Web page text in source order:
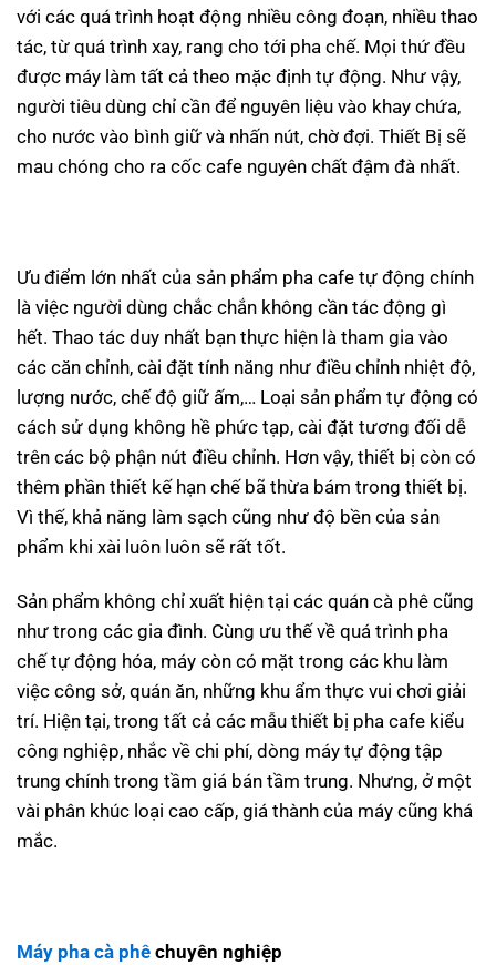
với các quá trình hoạt động nhiều công đoạn, nhiều thao
tác, từ quá trình xay, rang cho tới pha chế. Mọi thứ đều
được máy làm tất cả theo mặc định tự động. Như vậy,
người tiêu dùng chỉ cần để nguyên liệu vào khay chứa,
cho nước vào bình giữ và nhấn nút, chờ đợi. Thiết Bị sẽ
mau chóng cho ra cốc cafe nguyên chất đậm đà nhất.
Ưu điểm lớn nhất của sản phẩm pha cafe tự động chính
là việc người dùng chắc chắn không cần tác động gì
hết. Thao tác duy nhất bạn thực hiện là tham gia vào
các căn chỉnh, cài đặt tính năng như điều chỉnh nhiệt độ,
lượng nước, chế độ giữ ấm,… Loại sản phẩm tự động có
cách sử dụng không hề phức tạp, cài đặt tương đối dễ
trên các bộ phận nút điều chỉnh. Hơn vậy, thiết bị còn có
thêm phần thiết kế hạn chế bã thừa bám trong thiết bị.
Vì thế, khả năng làm sạch cũng như độ bền của sản
phẩm khi xài luôn luôn sẽ rất tốt.
Sản phẩm không chỉ xuất hiện tại các quán cà phê cũng
như trong các gia đình. Cùng ưu thế về quá trình pha
chế tự động hóa, máy còn có mặt trong các khu làm
việc công sở, quán ăn, những khu ẩm thực vui chơi giải
trí. Hiện tại, trong tất cả các mẫu thiết bị pha cafe kiểu
công nghiệp, nhắc về chi phí, dòng máy tự động tập
trung chính trong tầm giá bán tầm trung. Nhưng, ở một
vài phân khúc loại cao cấp, giá thành của máy cũng khá
mắc.
Máy pha cà phê chuyên nghiệp